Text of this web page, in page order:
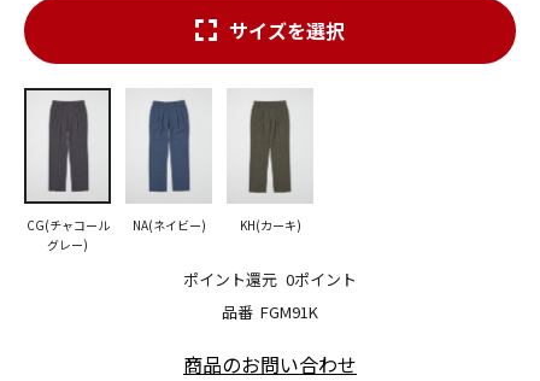
品番 FGM91K
ポイント還元 0ポイント
サイズを選択
CG(チャコール
グレー)
NA(ネイビー) KH(カーキ)
商品のお問い合わせ